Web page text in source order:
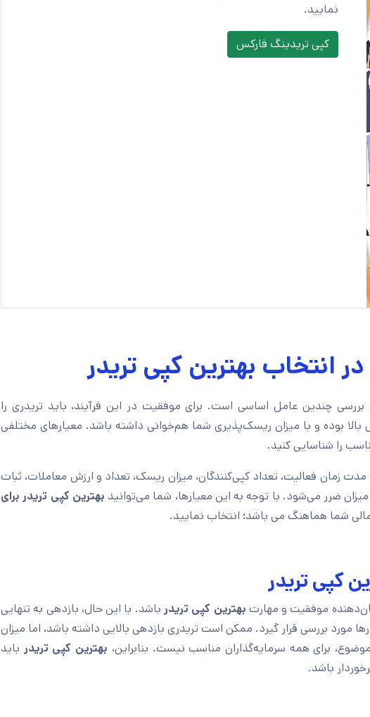
نمایید.
کپی تریدینگ فارکس
انتخاب بهترین کپی تریدر
بررسی چندین عامل اساسی است. برای موفقیت در این فرآیند، باید تریدری را
بالا بوده و با میزان ریسک‌پذیری شما هم‌خوانی داشته باشد. معیارهای مختلفی
را شناسایی کنید.
زمان فعالیت، تعداد کپی‌کنندگان، میزان ریسک، تعداد و ارزش معاملات، ثبات
ضرر می‌شود. با توجه به این معیارها، شما می‌توانید بهترین کپی تریدر برای
مالی شما هماهنگ می باشد؛ انتخاب نمایید.
کپی تریدر
موفقیت و مهارت بهترین کپی تریدر باشد. با این حال، بازدهی به تنهایی
مورد بررسی قرار گیرد. ممکن است تریدری بازدهی بالایی داشته باشد، اما میزان
برای همه سرمایه‌گذاران مناسب نیست. بنابراین، بهترین کپی تریدر باید
باشد.